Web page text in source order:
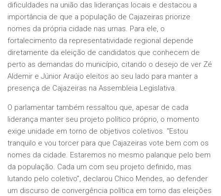
dificuldades na união das lideranças locais e destacou a
importância de que a população de Cajazeiras priorize
nomes da própria cidade nas urnas. Para ele, o
fortalecimento da representatividade regional depende
diretamente da eleição de candidatos que conhecem de
perto as demandas do município, citando o desejo de ver Zé
Aldemir e Júnior Araújo eleitos ao seu lado para manter a
presença de Cajazeiras na Assembleia Legislativa.
O parlamentar também ressaltou que, apesar de cada
liderança manter seu projeto político próprio, o momento
exige unidade em torno de objetivos coletivos. “Estou
tranquilo e vou torcer para que Cajazeiras vote bem com os
nomes da cidade. Estaremos no mesmo palanque pelo bem
da população. Cada um com seu projeto definido, mas
lutando pelo coletivo”, declarou Chico Mendes, ao defender
um discurso de convergência política em torno das eleições